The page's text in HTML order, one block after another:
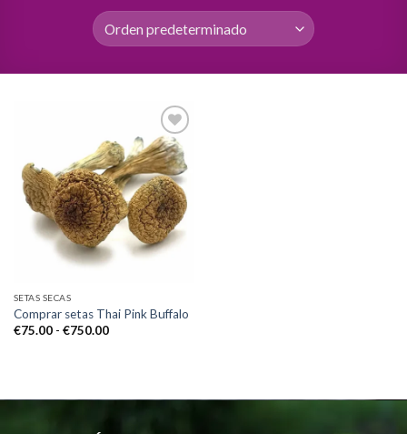
Add to
wishlist
SETAS SECAS
Comprar setas Thai Pink Buffalo
€75.00 - €750.00Rango
€750.00